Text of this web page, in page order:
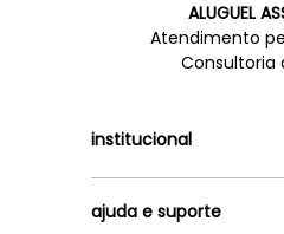
ALUGUEL
Atendimento
Consultoria
institucional
Lojas
ajuda e suporte